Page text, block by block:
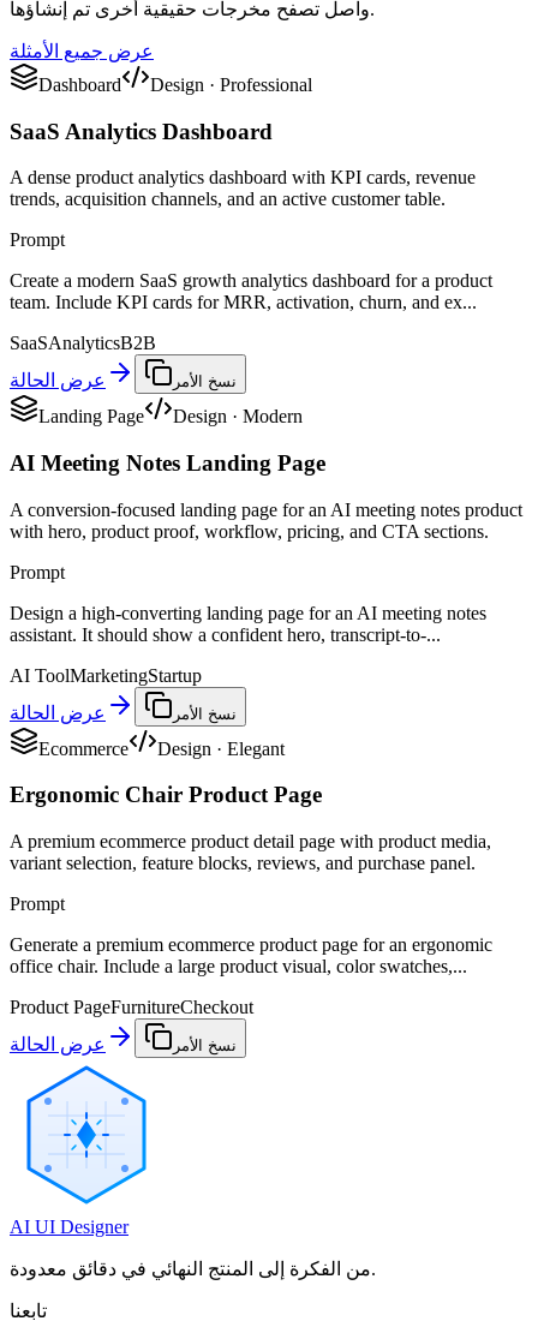
واصل تصفح مخرجات حقيقية أخرى تم إنشاؤها.
عرض جميع الأمثلة
Dashboard
Design · Professional
SaaS Analytics Dashboard
A dense product analytics dashboard with KPI cards, revenue
trends, acquisition channels, and an active customer table.
Prompt
Create a modern SaaS growth analytics dashboard for a product
team. Include KPI cards for MRR, activation, churn, and ex...
SaaSAnalyticsB2B
عرض الحالة
نسخ الأمر
Landing Page Design · Modern
AI Meeting Notes Landing Page
A conversion-focused landing page for an AI meeting notes product
with hero, product proof, workflow, pricing, and CTA sections.
Prompt
Design a high-converting landing page for an AI meeting notes
assistant. It should show a confident hero, transcript-to-...
AI ToolMarketingStartup
عرض الحالة
نسخ الأمر
Ecommerce Design · Elegant
Ergonomic Chair Product Page
A premium ecommerce product detail page with product media,
variant selection, feature blocks, reviews, and purchase panel.
Prompt
Generate a premium ecommerce product page for an ergonomic
office chair. Include a large product visual, color swatches,...
Product PageFurnitureCheckout
عرض الحالة
نسخ الأمر
AI UI Designer
من الفكرة إلى المنتج النهائي في دقائق معدودة.
تابعنا